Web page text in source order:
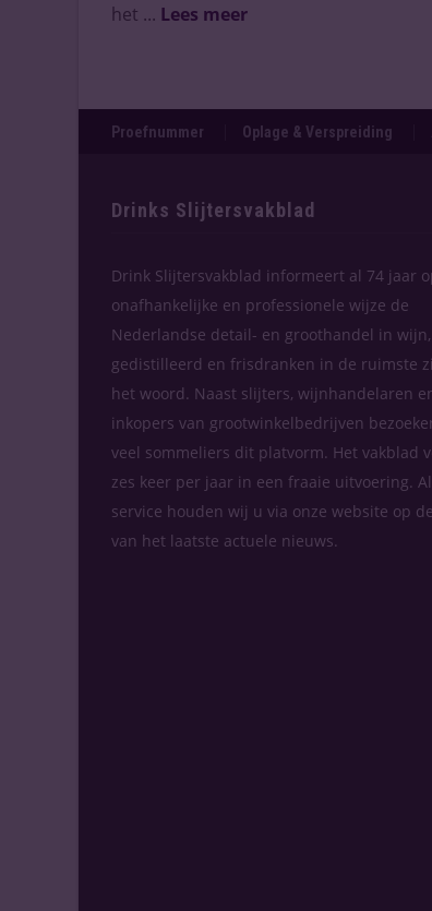
het ... Lees meer
Proefnummer Oplage & Verspreiding
Drinks Slijtersvakblad
Drink Slijtersvakblad informeert al 74 jaar
onafhankelijke en professionele wijze de
Nederlandse detail- en groothandel in
gedistilleerd en frisdranken in de ruimste
het woord. Naast slijters, wijnhandelaren
inkopers van grootwinkelbedrijven
veel sommeliers dit platvorm. Het vakblad
zes keer per jaar in een fraaie uitvoering.
service houden wij u via onze website op
van het laatste actuele nieuws.